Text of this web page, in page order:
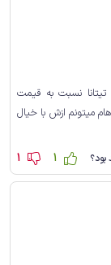
نسبت به قیمت
ازش با خیال
بود؟ 1
1